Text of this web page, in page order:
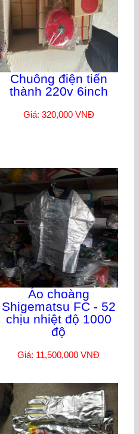
Chuông điện tiến
thành 220v 6inch
Giá: 320,000 VNĐ
Áo choàng
Shigematsu FC - 52
chịu nhiệt độ 1000
độ
Giá: 11,500,000 VNĐ